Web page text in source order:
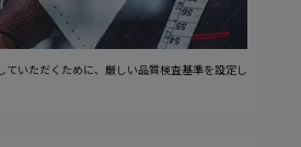
ていただくために、厳しい品質検査基準を設定し